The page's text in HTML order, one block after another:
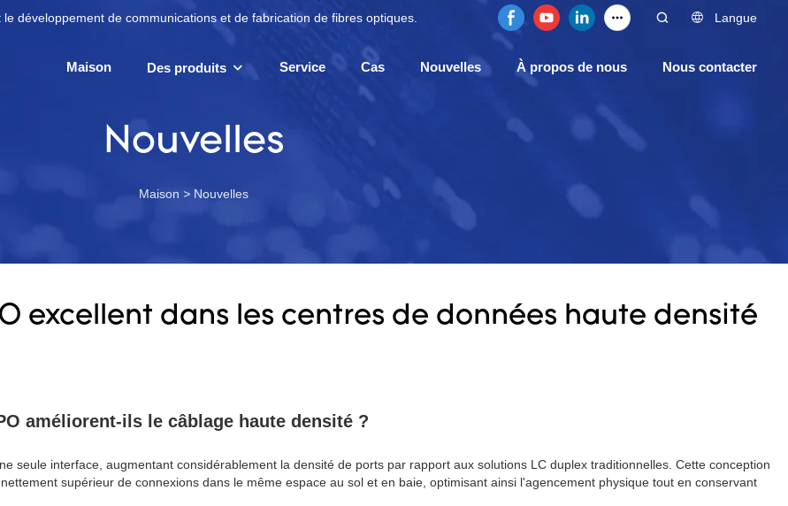
développement de communications et de fabrication de fibres optiques. Langue
Maison Des produits Service Cas Nouvelles À propos de nous Nous contacter
Nouvelles
Maison > Nouvelles
excellent dans les centres de données haute densité
améliorent-ils le câblage haute densité ?
seule interface, augmentant considérablement la densité de ports par rapport aux solutions LC duplex traditionnelles. Cette conception
supérieur de connexions dans le même espace au sol et en baie, optimisant ainsi l'agencement physique tout en conservant